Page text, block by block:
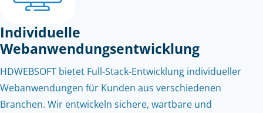
Individuelle
Webanwendungsentwicklung
HDWEBSOFT bietet Full-Stack-Entwicklung individueller
Webanwendungen für Kunden aus verschiedenen
Branchen. Wir entwickeln sichere, wartbare und